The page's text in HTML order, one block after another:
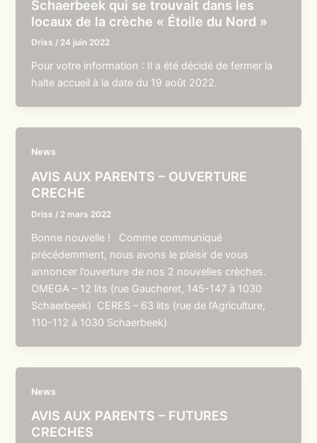
Schaerbeek qui se trouvait dans les
locaux de la crèche « Étoile du Nord »
Driss / 24 juin 2022
Pour votre information : Il a été décidé de fermer la
halte accueil à la date du 19 août 2022.
News
AVIS AUX PARENTS – OUVERTURE
CRECHE
Driss / 2 mars 2022
Bonne nouvelle ! Comme communiqué
précédemment, nous avons le plaisir de vous
annoncer l’ouverture de nos 2 nouvelles crèches.
OMEGA – 12 lits (rue Gaucheret, 145-147 à 1030
Schaerbeek) CERES – 63 lits (rue de l’Agriculture,
110-112 à 1030 Schaerbeek)
News
AVIS AUX PARENTS – FUTURES
CRECHES